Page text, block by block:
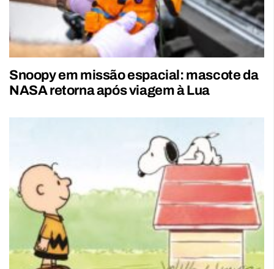
Snoopy em missão espacial: mascote da
NASA retorna após viagem à Lua